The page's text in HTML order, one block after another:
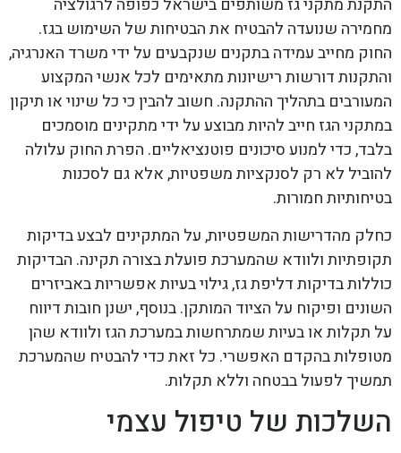
התקנת מתקני גז משותפים בישראל כפופה לרגולציה
מחמירה שנועדה להבטיח את הבטיחות של השימוש בגז.
החוק מחייב עמידה בתקנים שנקבעים על ידי משרד האנרגיה,
והתקנות דורשות רישיונות מתאימים לכל אנשי המקצוע
המעורבים בתהליך ההתקנה. חשוב להבין כי כל שינוי או תיקון
במתקני הגז חייב להיות מבוצע על ידי מתקינים מוסמכים
בלבד, כדי למנוע סיכונים פוטנציאליים. הפרת החוק עלולה
להוביל לא רק לסנקציות משפטיות, אלא גם לסכנות
בטיחותיות חמורות.
כחלק מהדרישות המשפטיות, על המתקינים לבצע בדיקות
תקופתיות ולוודא שהמערכת פועלת בצורה תקינה. הבדיקות
כוללות בדיקות דליפת גז, גילוי בעיות אפשריות באביזרים
השונים ופיקוח על הציוד המותקן. בנוסף, ישנן חובות דיווח
על תקלות או בעיות שמתרחשות במערכת הגז ולוודא שהן
מטופלות בהקדם האפשרי. כל זאת כדי להבטיח שהמערכת
תמשיך לפעול בבטחה וללא תקלות.
השלכות של טיפול עצמי